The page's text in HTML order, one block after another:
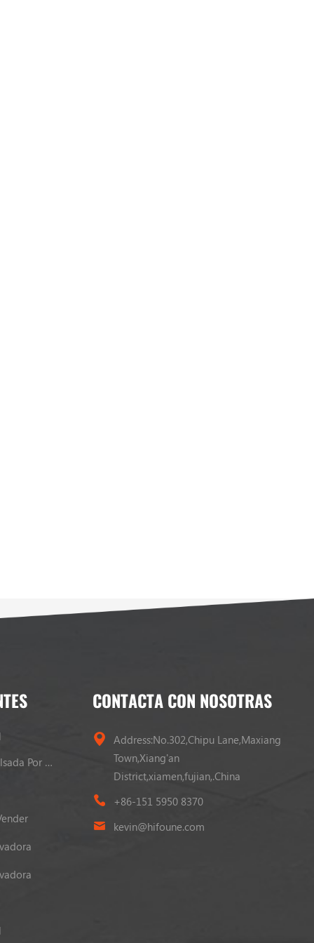
Carretilla Elevadora Propulsada Por GLP
CONTACTA CON NOSOTRAS
Address:No.302,Chipu Lane,Maxiang
Town,Xiang'an
District,xiamen,fujian,.China
+86-151 5950 8370
kevin@hifoune.com